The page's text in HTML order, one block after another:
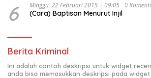
6 Minggu, 22 Februari 2015 | 09:05 0
(Cara) Baptisan Menurut Injil
Berita Kriminal
Ini adalah contoh deskripsi untuk widget
anda bisa memasukkan deskripsi pada widget